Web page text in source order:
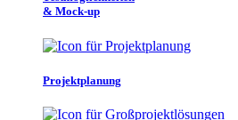
& Mock-up
Projektplanung